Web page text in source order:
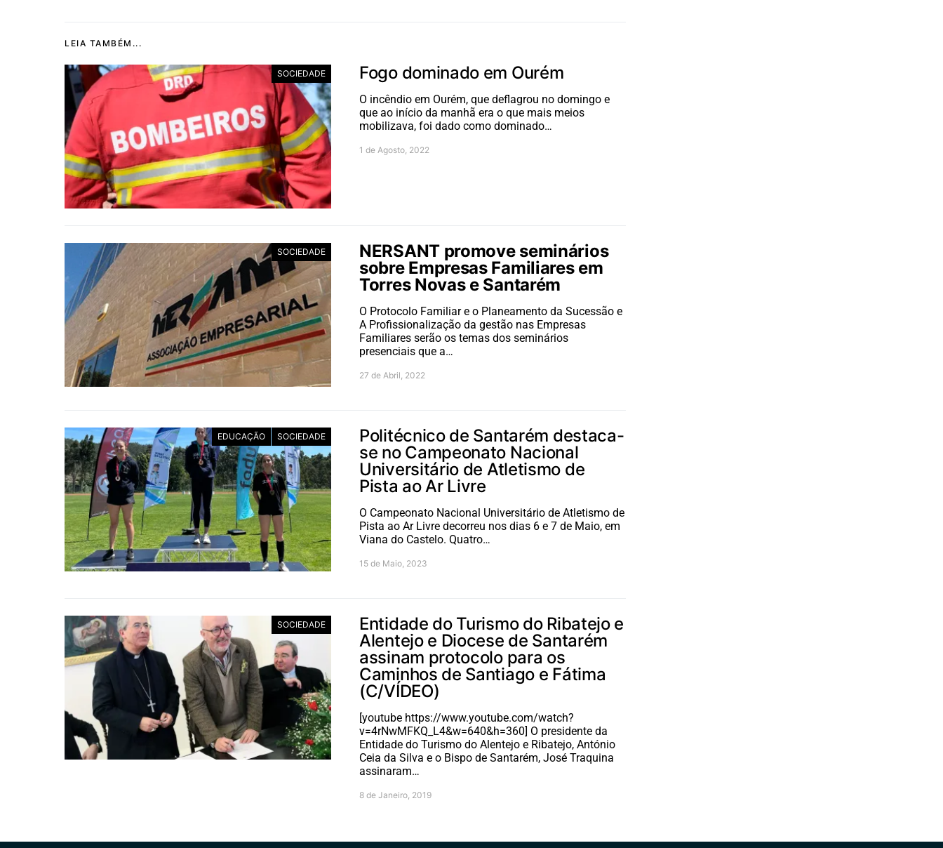
LEIA TAMBÉM...
SOCIEDADE Fogo dominado em Ourém
O incêndio em Ourém, que deflagrou no domingo e
que ao início da manhã era o que mais meios
mobilizava, foi dado como dominado…
1 de Agosto, 2022
SOCIEDADE
NERSANT promove seminários
sobre Empresas Familiares em
Torres Novas e Santarém
O Protocolo Familiar e o Planeamento da Sucessão e
A Profissionalização da gestão nas Empresas
Familiares serão os temas dos seminários
presenciais que a…
27 de Abril, 2022
EDUCAÇÃO SOCIEDADE
Politécnico de Santarém destaca-
se no Campeonato Nacional
Universitário de Atletismo de
Pista ao Ar Livre
O Campeonato Nacional Universitário de Atletismo de
Pista ao Ar Livre decorreu nos dias 6 e 7 de Maio, em
Viana do Castelo. Quatro…
15 de Maio, 2023
SOCIEDADE
Entidade do Turismo do Ribatejo e
Alentejo e Diocese de Santarém
assinam protocolo para os
Caminhos de Santiago e Fátima
(C/VÍDEO)
[youtube https://www.youtube.com/watch?
v=4rNwMFKQ_L4&w=640&h=360] O presidente da
Entidade do Turismo do Alentejo e Ribatejo, António
Ceia da Silva e o Bispo de Santarém, José Traquina
assinaram…
8 de Janeiro, 2019